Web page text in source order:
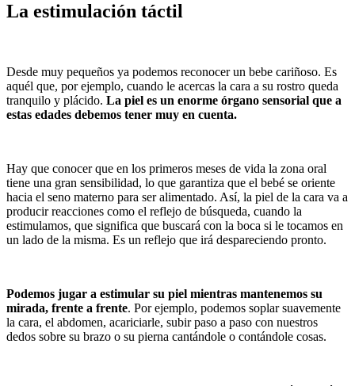
La estimulación táctil
Desde muy pequeños ya podemos reconocer un bebe cariñoso. Es
aquél que, por ejemplo, cuando le acercas la cara a su rostro queda
tranquilo y plácido. La piel es un enorme órgano sensorial que a
estas edades debemos tener muy en cuenta.
Hay que conocer que en los primeros meses de vida la zona oral
tiene una gran sensibilidad, lo que garantiza que el bebé se oriente
hacia el seno materno para ser alimentado. Así, la piel de la cara va a
producir reacciones como el reflejo de búsqueda, cuando la
estimulamos, que significa que buscará con la boca si le tocamos en
un lado de la misma. Es un reflejo que irá despareciendo pronto.
Podemos jugar a estimular su piel mientras mantenemos su
mirada, frente a frente. Por ejemplo, podemos soplar suavemente
la cara, el abdomen, acariciarle, subir paso a paso con nuestros
dedos sobre su brazo o su pierna cantándole o contándole cosas.